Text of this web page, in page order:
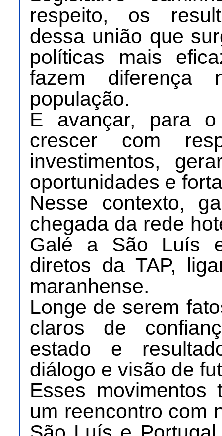
respeito, os
dessa união que
políticas mais
fazem
população.
E avançar, para o
crescer com
investimentos,
oportunidades e
Nesse contexto,
chegada da rede
Galé a São Luís
diretos da TAP,
maranhense.
Longe de serem
claros de
estado e
diálogo e visão de
Esses movimentos
um reencontro com